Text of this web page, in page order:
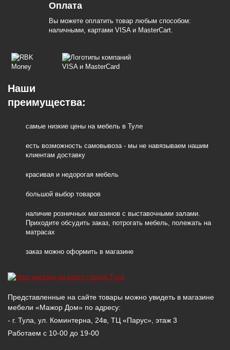
Оплата
Вы можете оплатить товар любым способом:
наличными, картами VISA и MasterCart.
Наши
преимущества:
самые низкие цены на мебель в Туле
есть возможность самовывоза - мы не навязываем нашим
клиентам доставку
красивая и недорогая мебель
большой выбор товаров
наличие розничных магазинов с выставочными залами.
Приходите обсудить заказ, потрогать мебель, полежать на
матрасах
заказ можно оформить в магазине
Представленные на сайте товары можно увидеть в магазине
мебели «Мажор Дом» по адресу:
- г. Тула, ул. Коминтерна, 24в, ТЦ «Парус», этаж 3
Работаем с 10-00 до 19-00